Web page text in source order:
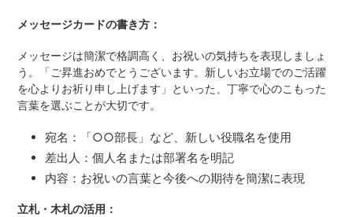
メッセージカードの書き方：
メッセージは簡潔で格調高く、お祝いの気持ちを表現しましょ
う。「ご昇進おめでとうございます。新しいお立場でのご活躍
を心よりお祈り申し上げます」といった、丁寧で心のこもった
言葉を選ぶことが大切です。
宛名：「○○部長」など、新しい役職名を使用
差出人：個人名または部署名を明記
内容：お祝いの言葉と今後への期待を簡潔に表現
立札・木札の活用：